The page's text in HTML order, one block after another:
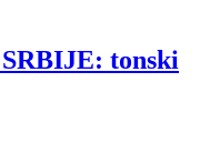
tonski